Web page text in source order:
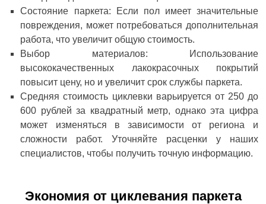
Состояние паркета: Если пол имеет значительные
повреждения, может потребоваться дополнительная
работа, что увеличит общую стоимость.
Выбор материалов: Использование
высококачественных лакокрасочных покрытий
повысит цену, но и увеличит срок службы паркета.
Средняя стоимость циклевки варьируется от 250 до
600 рублей за квадратный метр, однако эта цифра
может изменяться в зависимости от региона и
сложности работ. Уточняйте расценки у наших
специалистов, чтобы получить точную информацию.
Экономия от циклевания паркета